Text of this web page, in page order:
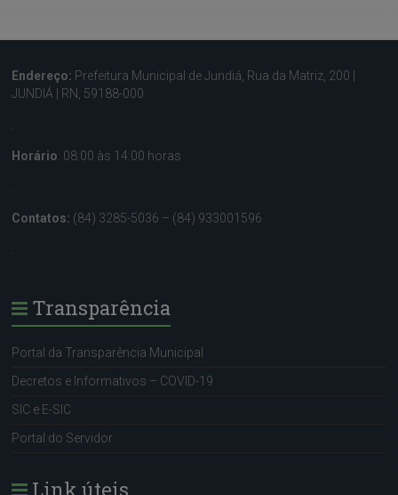
Endereço: Prefeitura Municipal de Jundiá, Rua da Matriz, 200 |
JUNDIÁ | RN, 59188-000
Horário: 08:00 às 14:00 horas
Contatos: (84) 3285-5036 – (84) 933001596
Transparência
Portal da Transparência Municipal
Decretos e Informativos – COVID-19
SIC e E-SIC
Portal do Servidor
Link úteis